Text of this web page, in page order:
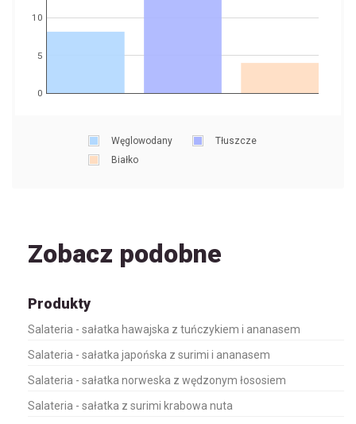
0
5
10
Węglowodany
Tłuszcze
Białko
Zobacz podobne
Produkty
Salateria - sałatka hawajska z tuńczykiem i ananasem
Salateria - sałatka japońska z surimi i ananasem
Salateria - sałatka norweska z wędzonym łososiem
Salateria - sałatka z surimi krabowa nuta